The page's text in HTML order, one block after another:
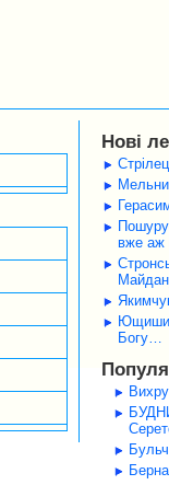
Нові
вже аж
Богу…